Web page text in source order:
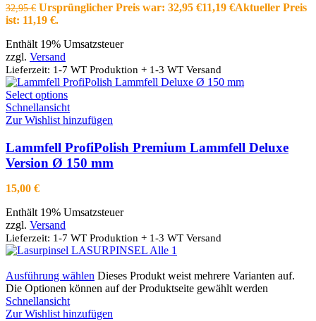
32,95€ Ursprünglicher Preis war: 32,95 €11,19 €Aktueller Preis
ist: 11,19 €.
Enthält 19% Umsatzsteuer
zzgl. Versand
Lieferzeit: 1-7 WT Produktion + 1-3 WT Versand
Select options
Schnellansicht
Zur Wishlist hinzufügen
Lammfell ProfiPolish Premium Lammfell Deluxe
Version Ø 150 mm
15,00 €
Enthält 19% Umsatzsteuer
zzgl. Versand
Lieferzeit: 1-7 WT Produktion + 1-3 WT Versand
Ausführung wählen Dieses Produkt weist mehrere Varianten auf.
Die Optionen können auf der Produktseite gewählt werden
Schnellansicht
Zur Wishlist hinzufügen